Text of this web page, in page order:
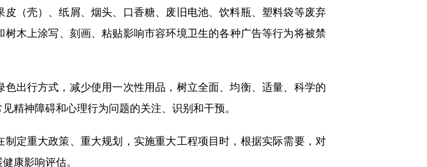
壳）、纸屑、烟头、口香糖、废旧电池、饮料瓶、塑料袋等废弃
木上涂写、刻画、粘贴影响市容环境卫生的各种广告等行为将被禁
行方式，减少使用一次性用品，树立全面、均衡、适量、科学的
精神障碍和心理行为问题的关注、识别和干预。
重大政策、重大规划，实施重大工程项目时，根据实际需要，对
康影响评估。